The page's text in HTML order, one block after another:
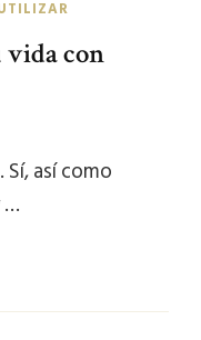
vida con
así como
…